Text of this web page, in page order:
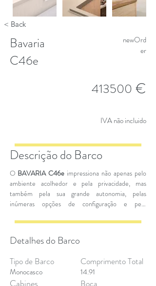
< Back
Bavaria
C46e
newOrd
er
413500 €
IVA não incluido
Descrição do Barco
O BAVARIA C46e impressiona não apenas pelo
ambiente acolhedor e pela privacidade, mas
também pela sua grande autonomia, pelas
inúmeras opções de configuração e pelo
tecnologia da propulsão elétrica ou híbrida são
fornecidos pela
EPTechnologies
Detalhes do Barco
Tipo de Barco
Monocasco
Comprimento Total
14.91
Boca